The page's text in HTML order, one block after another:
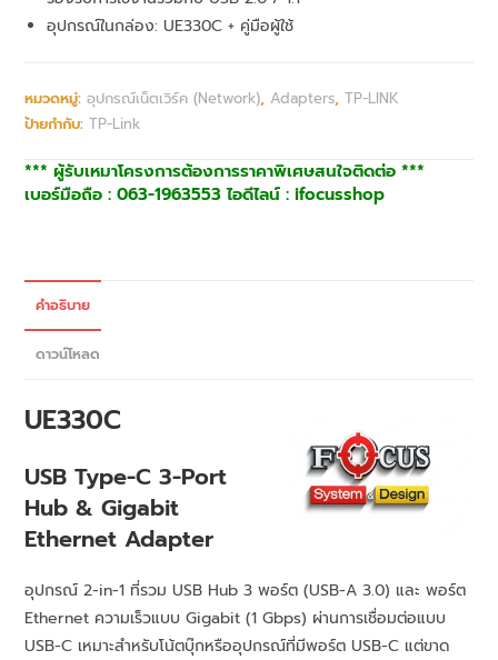
อุปกรณ์ในกล่อง: UE330C + คู่มือผู้ใช้
หมวดหมู่:อุปกรณ์เน็ตเวิร์ค (Network), Adapters,TP-LINK
ป้ายกำกับ:TP-Link
*** ผู้รับเหมาโครงการต้องการราคาพิเศษสนใจติดต่อ ***
เบอร์มือถือ : 063-1963553 ไอดีไลน์ : ifocusshop
คำอธิบาย
ดาวน์โหลด
UE330C
USB Type-C 3-Port
Hub & Gigabit
Ethernet Adapter
อุปกรณ์ 2-in-1 ที่รวม USB Hub 3 พอร์ต (USB-A 3.0) และ พอร์ต
Ethernet ความเร็วแบบ Gigabit (1 Gbps) ผ่านการเชื่อมต่อแบบ
USB-C เหมาะสำหรับโน้ตบุ๊กหรืออุปกรณ์ที่มีพอร์ต USB-C แต่ขาด